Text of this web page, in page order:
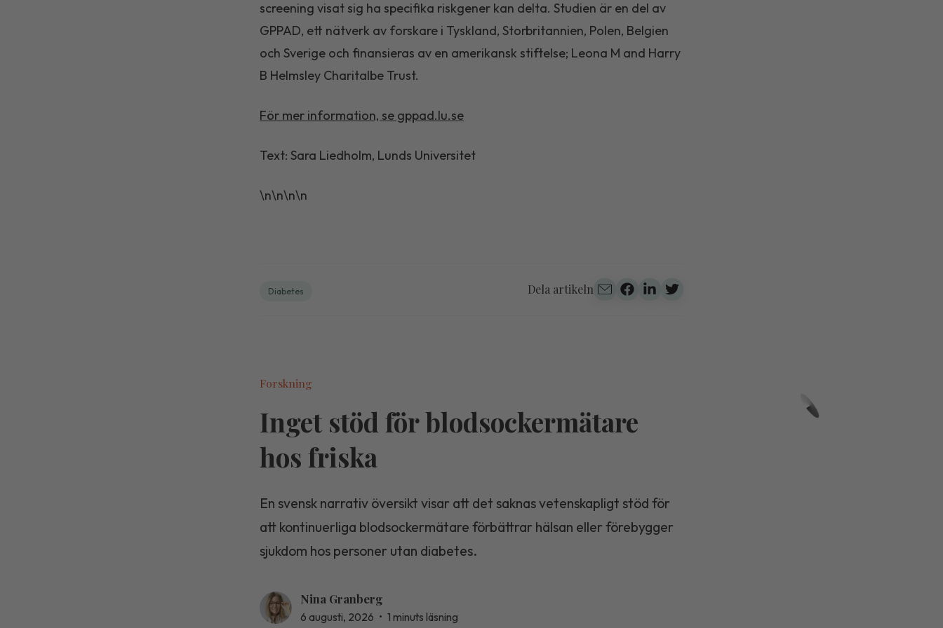
screening visat sig ha specifika riskgener kan delta. Studien är en del av
GPPAD, ett nätverk av forskare i Tyskland, Storbritannien, Polen, Belgien
och Sverige och finansieras av en amerikansk stiftelse; Leona M and Harry
B Helmsley Charitalbe Trust.
För mer information, se gppad.lu.se
Text: Sara Liedholm, Lunds Universitet
\n\n\n\n
Diabetes Dela artikeln
Forskning
Inget stöd för blodsockermätare
hos friska
En svensk narrativ översikt visar att det saknas vetenskapligt stöd för
att kontinuerliga blodsockermätare förbättrar hälsan eller förebygger
sjukdom hos personer utan diabetes.
Nina Granberg
6 augusti, 2026 • 1 minuts läsning